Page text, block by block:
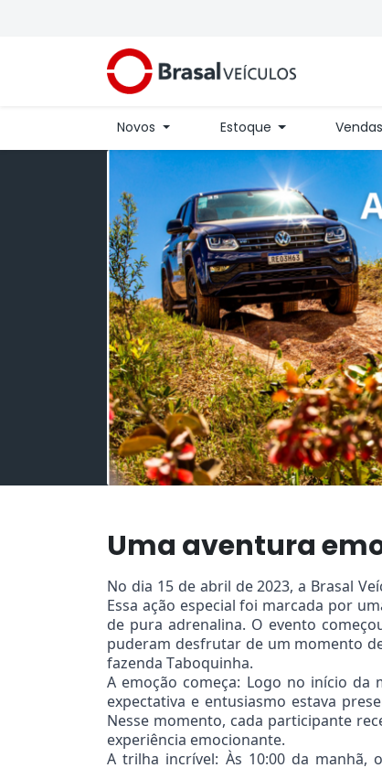
Novos Estoque
Uma aventura
No dia 15 de abril de 2023, a Brasal
Essa ação especial foi marcada por
de pura adrenalina. O evento
puderam desfrutar de um momento
fazenda Taboquinha.
A emoção começa: Logo no início da
expectativa e entusiasmo estava
Nesse momento, cada participante
experiência emocionante.
A trilha incrível: Às 10:00 da manhã,